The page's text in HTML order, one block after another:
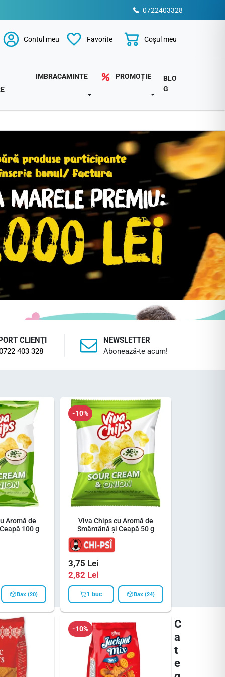
0722403328
Contul meu Favorite Coșul meu
IMBRACAMINTE
TOGGLE DROPDOWN
PROMOȚIE
TOGGLE DROPDOWN
BLO
G
CLIENŢI
403 328
NEWSLETTER
Abonează-te acum!
Aromă de
100 g
Bax (20)
-10%
Viva Chips cu Aromă de
Smântână și Ceapă 50 g
3,75Lei
2,82 Lei
1 buc Bax (24)
-10%
C
a
t
e